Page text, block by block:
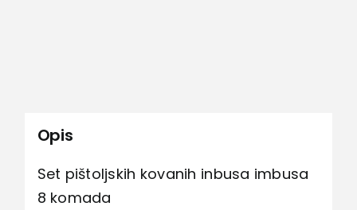
Opis
Set pištoljskih kovanih inbusa imbusa
8 komada